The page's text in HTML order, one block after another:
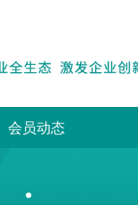
会员动态